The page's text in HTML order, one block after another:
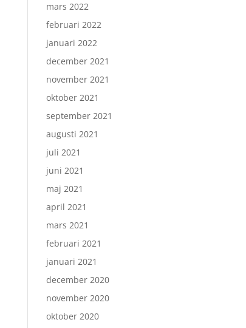
mars 2022
februari 2022
januari 2022
december 2021
november 2021
oktober 2021
september 2021
augusti 2021
juli 2021
juni 2021
maj 2021
april 2021
mars 2021
februari 2021
januari 2021
december 2020
november 2020
oktober 2020